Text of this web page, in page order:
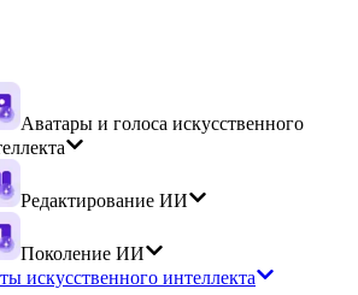
Аватары и голоса искусственного
Редактирование ИИ
Поколение ИИ
искусственного интеллекта